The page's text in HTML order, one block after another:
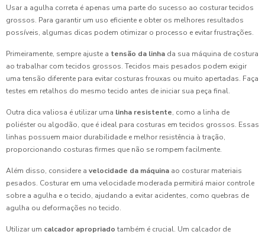
Usar a agulha correta é apenas uma parte do sucesso ao costurar tecidos
grossos. Para garantir um uso eficiente e obter os melhores resultados
possíveis, algumas dicas podem otimizar o processo e evitar frustrações.
Primeiramente, sempre ajuste a tensão da linha da sua máquina de costura
ao trabalhar com tecidos grossos. Tecidos mais pesados podem exigir
uma tensão diferente para evitar costuras frouxas ou muito apertadas. Faça
testes em retalhos do mesmo tecido antes de iniciar sua peça final.
Outra dica valiosa é utilizar uma linha resistente, como a linha de
poliéster ou algodão, que é ideal para costuras em tecidos grossos. Essas
linhas possuem maior durabilidade e melhor resistência à tração,
proporcionando costuras firmes que não se rompem facilmente.
Além disso, considere a velocidade da máquina ao costurar materiais
pesados. Costurar em uma velocidade moderada permitirá maior controle
sobre a agulha e o tecido, ajudando a evitar acidentes, como quebras de
agulha ou deformações no tecido.
Utilizar um calcador apropriado também é crucial. Um calcador de